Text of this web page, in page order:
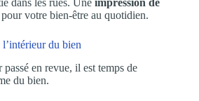
dans les rues. Une impression de
votre bien-être au quotidien.
du bien
en revue, il est temps de
du bien.